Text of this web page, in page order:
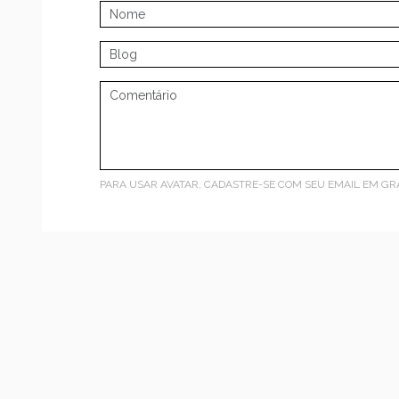
PARA USAR AVATAR, CADASTRE-SE COM SEU EMAIL EM